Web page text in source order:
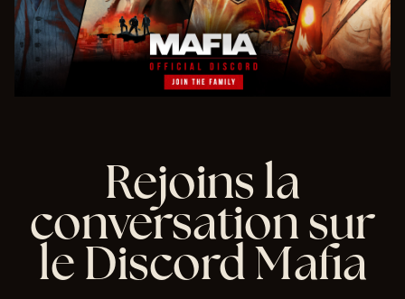
Rejoins la
conversation sur
le Discord Mafia